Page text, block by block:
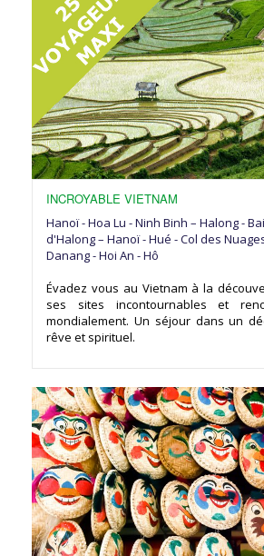
INCROYABLE VIETNAM
Hanoï - Hoa Lu - Ninh Binh – Halong -
d'Halong – Hanoï - Hué - Col des
Danang - Hoi An - Hô
Évadez vous au Vietnam à la
ses sites incontournables et
mondialement. Un séjour dans un
rêve et spirituel.